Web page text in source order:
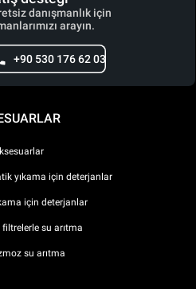
danışmanlık için
arayın.
+90 530 176 62 03
yıkama için deterjanlar
için deterjanlar
filtrelerle su arıtma
su arıtma